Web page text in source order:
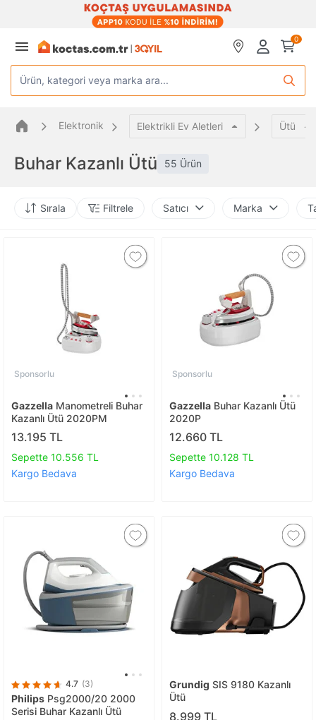
0
Ürün, kategori veya marka ara...
Elektronik Elektrikli Ev Aletleri Ütü
Buhar Kazanlı Ütü 55 Ürün
Sırala Filtrele Satıcı Marka
Sponsorlu
Gazzella Manometreli Buhar
Kazanlı Ütü 2020PM
13.195 TL
Sepette 10.556 TL
Kargo Bedava
Sponsorlu
Gazzella Buhar Kazanlı Ütü
2020P
12.660 TL
Sepette 10.128 TL
Kargo Bedava
4.7 (3)
Philips Psg2000/20 2000
Serisi Buhar Kazanlı Ütü
Grundig SIS 9180 Kazanlı
Ütü
8.999 TL